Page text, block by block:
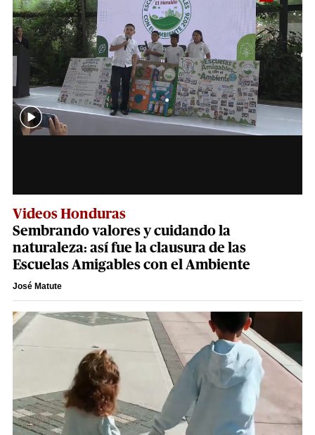
Videos Honduras
Sembrando valores y cuidando la
naturaleza: así fue la clausura de las
Escuelas Amigables con el Ambiente
José Matute